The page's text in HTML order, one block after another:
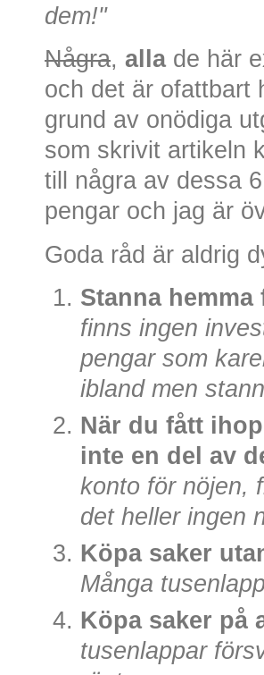
dem!"
Några, allade här
och det är ofattbart
grund av onödiga
som skrivit artikeln
till några av dessa
pengar och jag är
Goda råd är aldrig
Stanna
finns ingen
pengar som
ibland men
När du fått
inte en del av
konto för nöjen,
det heller ingen
Köpa saker
Många
Köpa saker på
tusenlappar